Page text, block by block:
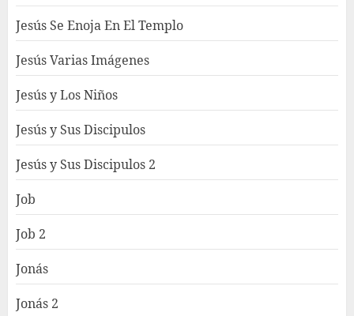
Jesús Se Enoja En El Templo
Jesús Varias Imágenes
Jesús y Los Niños
Jesús y Sus Discipulos
Jesús y Sus Discipulos 2
Job
Job 2
Jonás
Jonás 2